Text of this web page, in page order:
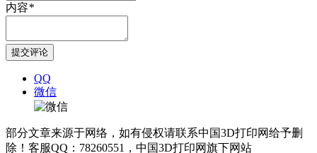
内容*
QQ
微信
部分文章来源于网络，如有侵权请联系中国3D打印网给予删
除！客服QQ：78260551，中国3D打印网旗下网站